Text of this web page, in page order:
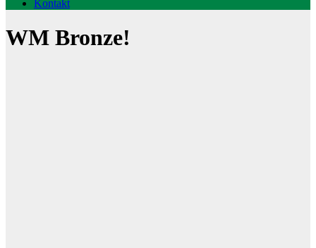
Kontakt
WM Bronze!